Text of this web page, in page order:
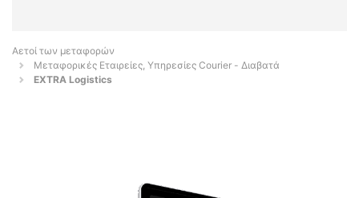
Αετοί των μεταφορών
Μεταφορικές Εταιρείες, Υπηρεσίες Courier - Διαβατά
EXTRA Logistics